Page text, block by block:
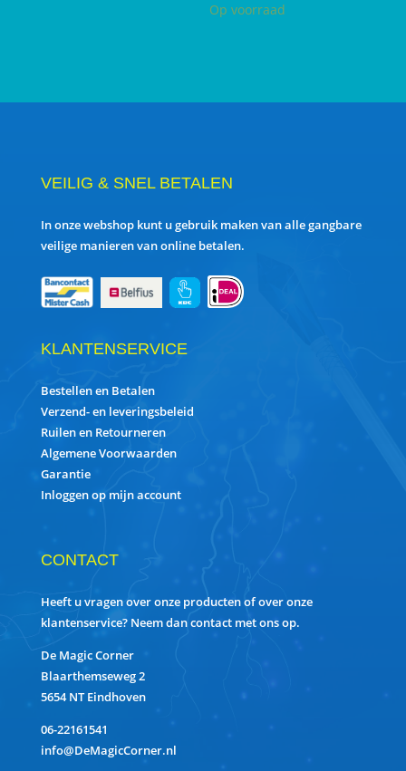
Op voorraad
VEILIG & SNEL BETALEN
In onze webshop kunt u gebruik maken van alle gangbare
veilige manieren van online betalen.
KLANTENSERVICE
Bestellen en Betalen
Verzend- en leveringsbeleid
Ruilen en Retourneren
Algemene Voorwaarden
Garantie
Inloggen op mijn account
CONTACT
Heeft u vragen over onze producten of over onze
klantenservice? Neem dan contact met ons op.
De Magic Corner
Blaarthemseweg 2
5654 NT Eindhoven
06-22161541
info@DeMagicCorner.nl